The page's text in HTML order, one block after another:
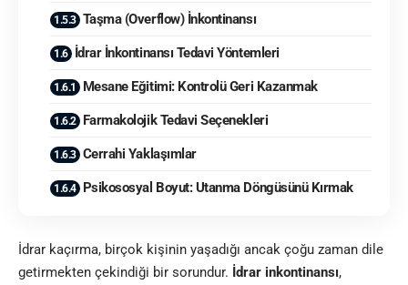
Taşma (Overflow) İnkontinansı
İdrar İnkontinansı Tedavi Yöntemleri
Mesane Eğitimi: Kontrolü Geri Kazanmak
Farmakolojik Tedavi Seçenekleri
Cerrahi Yaklaşımlar
Psikososyal Boyut: Utanma Döngüsünü Kırmak
İdrar kaçırma, birçok kişinin yaşadığı ancak çoğu zaman dile
getirmekten çekindiği bir sorundur. İdrar inkontinansı,